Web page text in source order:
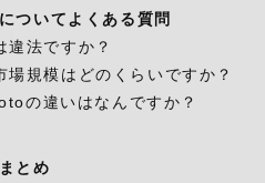
ついてよくある質問
違法ですか？
規模はどのくらいですか？
の違いはなんですか？
とめ